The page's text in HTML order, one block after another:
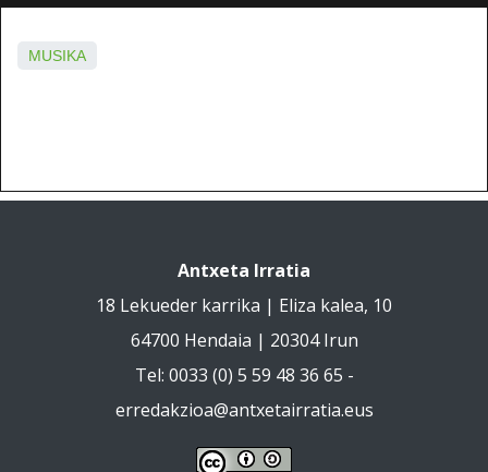
MUSIKA
Antxeta Irratia
18 Lekueder karrika | Eliza kalea, 10
64700 Hendaia | 20304 Irun
Tel: 0033 (0) 5 59 48 36 65 -
erredakzioa@antxetairratia.eus